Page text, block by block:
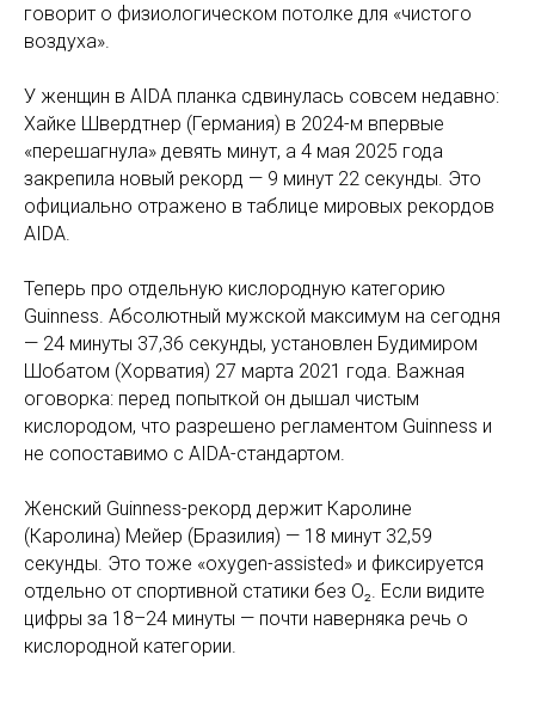
говорит о физиологическом потолке для «чистого
воздуха».
У женщин в AIDA планка сдвинулась совсем недавно:
Хайке Швердтнер (Германия) в 2024-м впервые
«перешагнула» девять минут, а 4 мая 2025 года
закрепила новый рекорд — 9 минут 22 секунды. Это
официально отражено в таблице мировых рекордов
AIDA.
Теперь про отдельную кислородную категорию
Guinness. Абсолютный мужской максимум на сегодня
— 24 минуты 37,36 секунды, установлен Будимиром
Шобатом (Хорватия) 27 марта 2021 года. Важная
оговорка: перед попыткой он дышал чистым
кислородом, что разрешено регламентом Guinness и
не сопоставимо с AIDA-стандартом.
Женский Guinness-рекорд держит Каролине
(Каролина) Мейер (Бразилия) — 18 минут 32,59
секунды. Это тоже «oxygen-assisted» и фиксируется
отдельно от спортивной статики без O₂. Если видите
цифры за 18–24 минуты — почти наверняка речь о
кислородной категории.